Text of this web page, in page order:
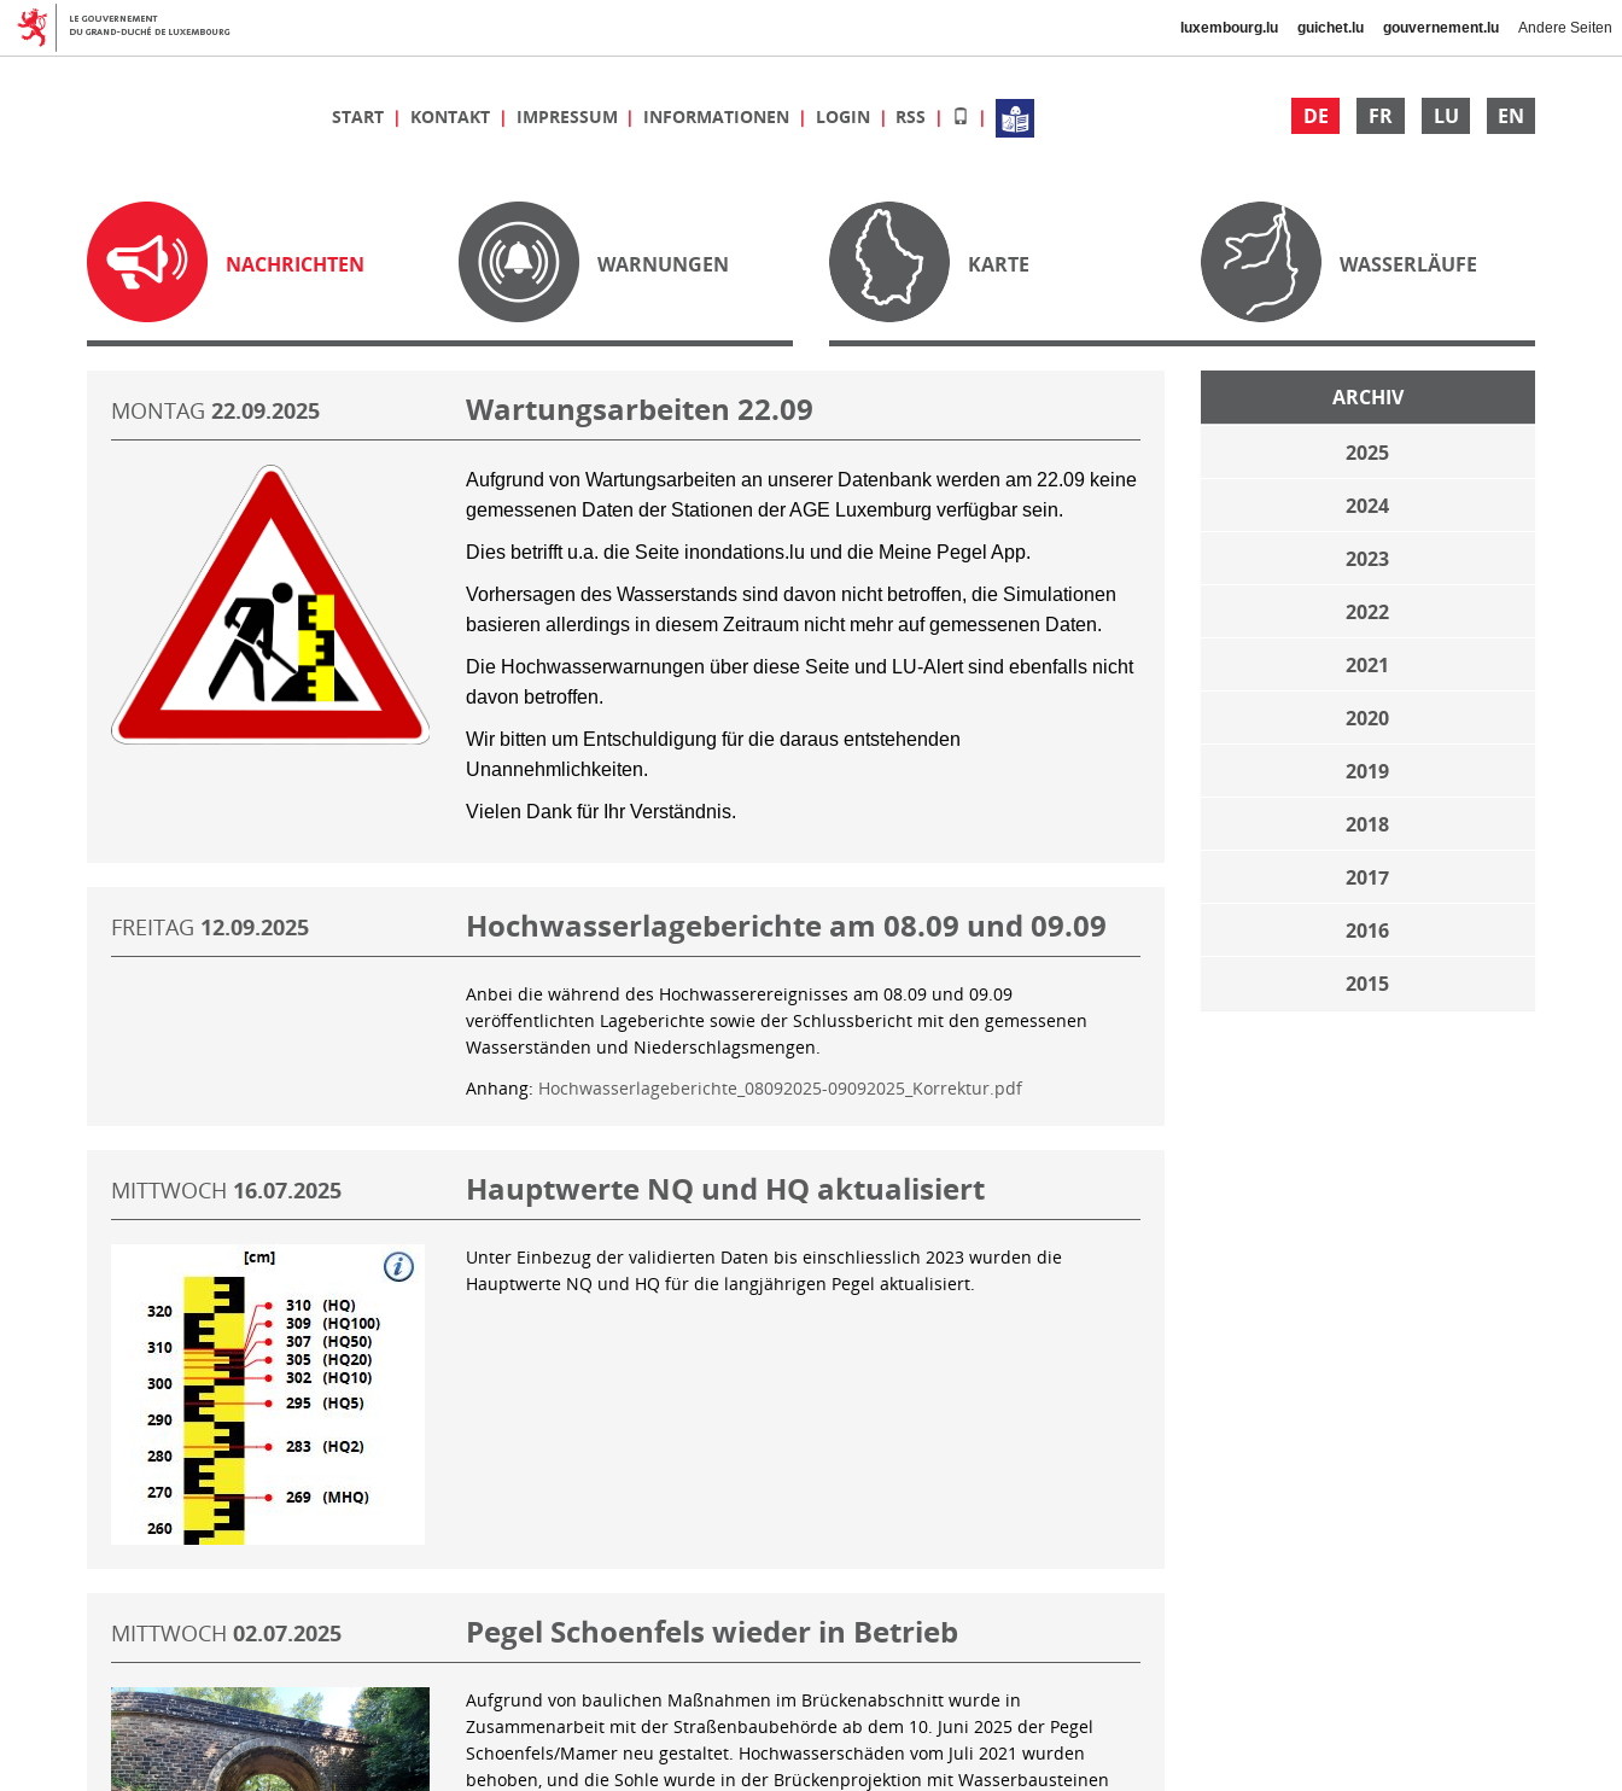
luxembourg.lu guichet.lu gouvernement.lu Andere Seiten
DE FR LU EN
START KONTAKT IMPRESSUM INFORMATIONEN LOGIN RSS
NACHRICHTEN WARNUNGEN KARTE WASSERLÄUFE
ARCHIV
2025
2024
2023
2022
2021
2020
2019
2018
2017
2016
2015
MONTAG 22.09.2025 Wartungsarbeiten 22.09
Aufgrund von Wartungsarbeiten an unserer Datenbank werden am 22.09 keine
gemessenen Daten der Stationen der AGE Luxemburg verfügbar sein.
Dies betrifft u.a. die Seite inondations.lu und die Meine Pegel App.
Vorhersagen des Wasserstands sind davon nicht betroffen, die Simulationen
basieren allerdings in diesem Zeitraum nicht mehr auf gemessenen Daten.
Die Hochwasserwarnungen über diese Seite und LU-Alert sind ebenfalls nicht
davon betroffen.
Wir bitten um Entschuldigung für die daraus entstehenden
Unannehmlichkeiten.
Vielen Dank für Ihr Verständnis.
FREITAG 12.09.2025 Hochwasserlageberichte am 08.09 und 09.09
Anbei die während des Hochwasserereignisses am 08.09 und 09.09
veröffentlichten Lageberichte sowie der Schlussbericht mit den gemessenen
Wasserständen und Niederschlagsmengen.
Anhang: Hochwasserlageberichte_08092025-09092025_Korrektur.pdf
MITTWOCH 16.07.2025 Hauptwerte NQ und HQ aktualisiert
Unter Einbezug der validierten Daten bis einschliesslich 2023 wurden die
Hauptwerte NQ und HQ für die langjährigen Pegel aktualisiert.
MITTWOCH 02.07.2025 Pegel Schoenfels wieder in Betrieb
Aufgrund von baulichen Maßnahmen im Brückenabschnitt wurde in
Zusammenarbeit mit der Straßenbaubehörde ab dem 10. Juni 2025 der Pegel
Schoenfels/Mamer neu gestaltet. Hochwasserschäden vom Juli 2021 wurden
behoben, und die Sohle wurde in der Brückenprojektion mit Wasserbausteinen